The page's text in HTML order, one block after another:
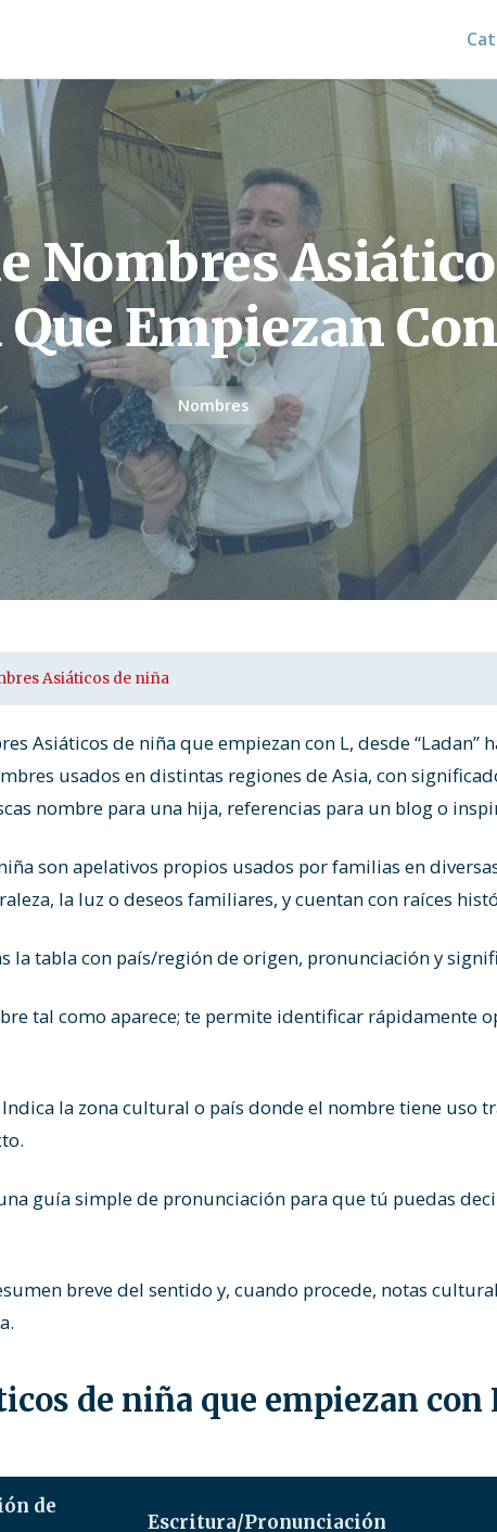
Nombres
Empiezan
Nombres
Asiáticos de niña
Asiáticos de niña que empiezan con L, desde “Ladan”
usados en distintas regiones de Asia, con
nombre para una hija, referencias para un blog o
son apelativos propios usados por familias en
la luz o deseos familiares, y cuentan con raíces
la tabla con país/región de origen, pronunciación y
tal como aparece; te permite identificar rápidamente
Indica la zona cultural o país donde el nombre tiene uso
guía simple de pronunciación para que tú puedas
breve del sentido y, cuando procede, notas
de niña que empiezan con
de
Escritura/Pronunciación